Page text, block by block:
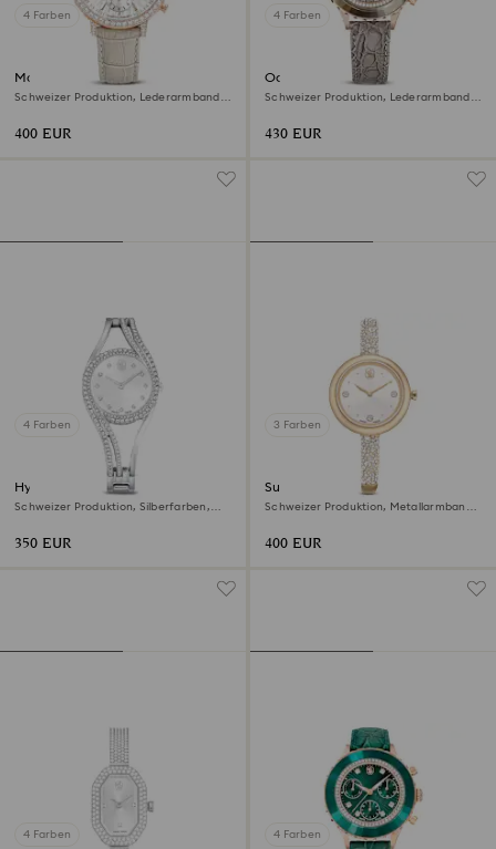
4 Farben
Matrix tennis chrono Uhr
Schweizer Produktion, Lederarmband,
400 EUR
4 Farben
Octea chrono Uhr
Schweizer Produktion, Lederarmband,
430 EUR
4 Farben
Hyperbola Armreifuhr
Schweizer Produktion, Silberfarben,
350 EUR
3 Farben
Sublima bangle Uhr
Schweizer Produktion, Metallarmband,
400 EUR
4 Farben 4 Farben